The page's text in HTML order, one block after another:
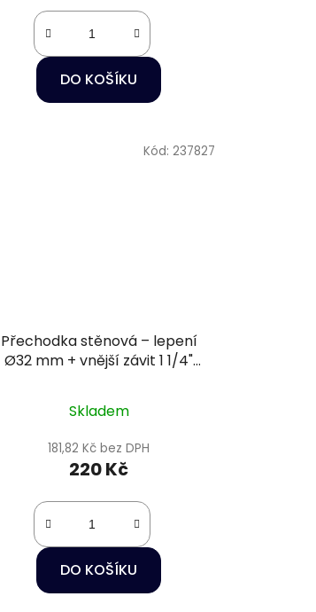
DO KOŠÍKU
Přechodka stěnová – lepení
Ø32 mm + vnější závit 1 1/4"
Skladem
181,82 Kč bez DPH
220 Kč
DO KOŠÍKU
Kód: 237827